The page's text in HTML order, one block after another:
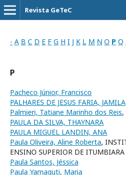
Revista GeTeC
- A B C D E F G H I J K L M N O P Q
P
Pacheco Júnior, Francisco
PALHARES DE JESUS FARIA, JAMILA
Palmieri, Tatiane Marinho dos Reis,
PAULA DA SILVA, THAYNARA
PAULA MIGUEL LANDIN, ANA
Paula Oliveira, Aline Roberta,
ENSINO SUPERIOR DE ITUMBIARA
Paula Santos, Jéssica
Paula Yamaguti, Maria